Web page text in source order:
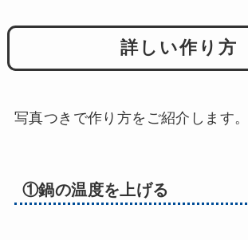
詳しい作り方
写真つきで作り方をご紹介します。
①鍋の温度を上げる